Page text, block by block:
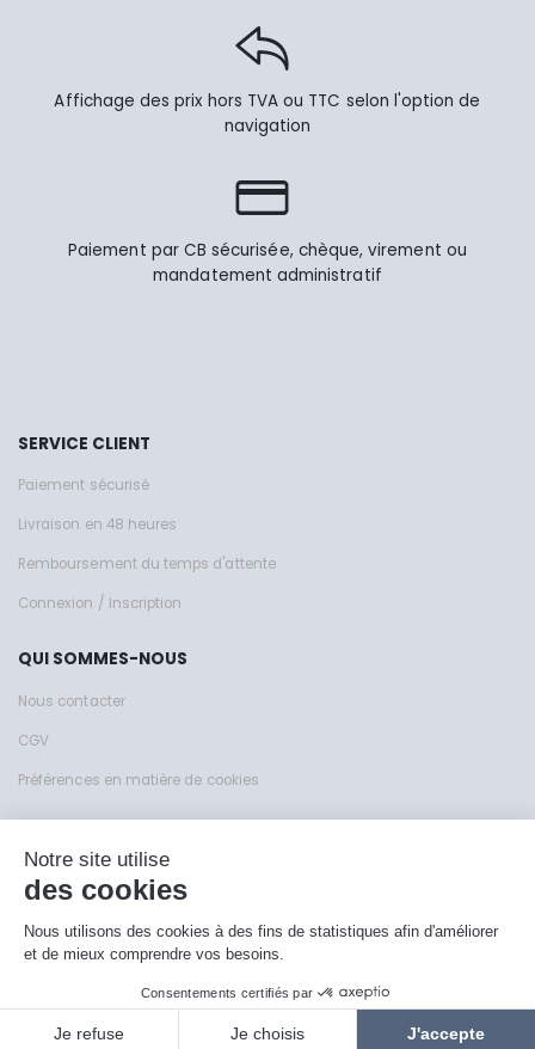
Affichage des prix hors TVA ou TTC selon l'option de
navigation
Paiement par CB sécurisée, chèque, virement ou
mandatement administratif
SERVICE CLIENT
Paiement sécurisé
Livraison en 48 heures
Remboursement du temps d'attente
Connexion / Inscription
QUI SOMMES-NOUS
Nous contacter
CGV
Préférences en matière de cookies